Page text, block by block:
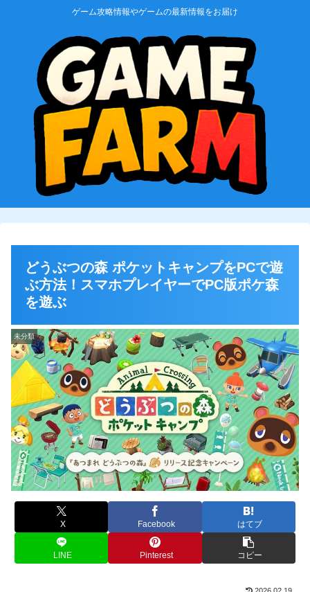
ゲーム攻略情報やゲームの最新情報をお届け
どうぶつの森 ポケットキャンプをPCで遊
ぶ方法！スマホプレイヤーでPC版ポケ森
を遊ぶ
未分類
X Facebook はてブ
LINE Pinterest コピー